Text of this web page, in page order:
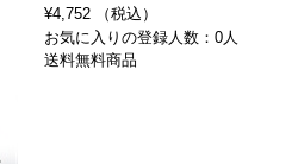
¥4,752 （税込）
お気に入りの登録人数：0人
送料無料商品